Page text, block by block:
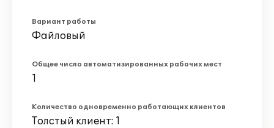
Вариант работы
Файловый
Общее число автоматизированных рабочих мест
1
Количество одновременно работающих клиентов
Толстый клиент: 1